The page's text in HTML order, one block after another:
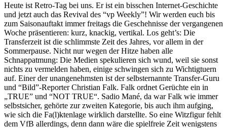
Heute ist Retro-Tag bei uns. Er ist ein bisschen Internet-Geschichte
und jetzt auch das Revival des “vp Weekly”! Wir werden euch bis
zum Saisonauftakt immer freitags die Geschehnisse der vergangenen
Woche präsentieren: kurz, knackig, vertikal. Los geht’s: Die
Transferzeit ist die schlimmste Zeit des Jahres, vor allem in der
Sommerpause. Nicht nur wegen der Hitze haben alle
Schnappatmung: Die Medien spekulieren sich wund, weil sie sonst
nichts zu vermelden haben, einige schwingen sich zu Wichtigtuern
auf. Einer der unangenehmsten ist der selbsternannte Transfer-Guru
und “Bild”-Reporter Christian Falk. Falk ordnet Gerüchte ein in
„TRUE” und “NOT TRUE“. Sadio Mané, da war Falk wie immer
selbstsicher, gehörte zur zweiten Kategorie, bis auch ihm aufging,
wie sich die Fa(l)ktenlage wirklich darstellte. So eine Witzfigur fehlt
dem VfB allerdings, denn dann wäre die spielfreie Zeit wenigstens